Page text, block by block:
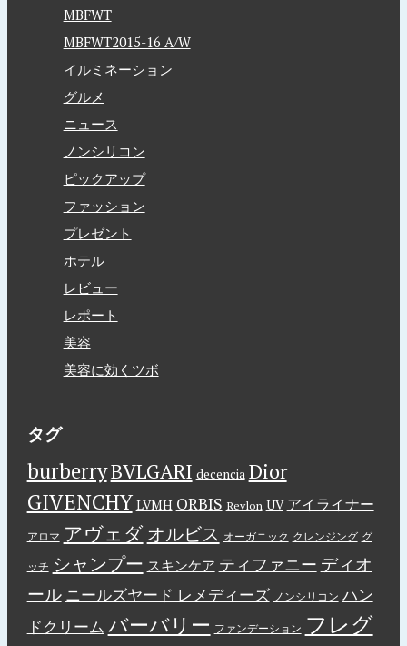
MBFWT
MBFWT2015-16 A/W
イルミネーション
グルメ
ニュース
ノンシリコン
ピックアップ
ファッション
プレゼント
ホテル
レビュー
レポート
美容
美容に効くツボ
タグ
burberryBVLGARI decencia Dior
GIVENCHY LVMH ORBIS Revlon UV アイライナー
アロマ アヴェダ オルビス オーガニック クレンジング グ
ッチ シャンプー スキンケア ティファニー ディオ
ール ニールズヤード レメディーズ ノンシリコン ハン
ドクリーム バーバリー ファンデーション フレグ